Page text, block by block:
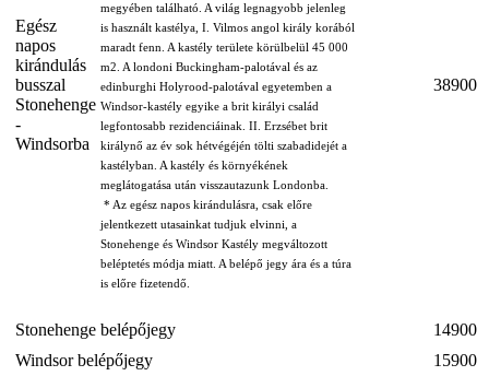
Egész
napos
kirándulás
busszal
Stonehenge
-
Windsorba
megyében található. A világ legnagyobb jelenleg
is használt kastélya, I. Vilmos angol király korából
maradt fenn. A kastély területe körülbelül 45 000
m2. A londoni Buckingham-palotával és az
edinburghi Holyrood-palotával egyetemben a
Windsor-kastély egyike a brit királyi család
legfontosabb rezidenciáinak. II. Erzsébet brit
királynő az év sok hétvégéjén tölti szabadidejét a
kastélyban. A kastély és környékének
meglátogatása után visszautazunk Londonba.
* Az egész napos kirándulásra, csak előre
jelentkezett utasainkat tudjuk elvinni, a
Stonehenge és Windsor Kastély megváltozott
beléptetés módja miatt. A belépő jegy ára és a túra
is előre fizetendő.
38900
Stonehenge belépőjegy
14900
Windsor belépőjegy
15900